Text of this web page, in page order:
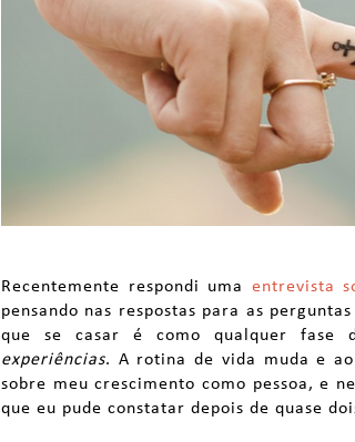
Recentemente respondi uma entrevista
pensando nas respostas para as
que se casar é como qualquer fase
experiências. A rotina de vida muda e
sobre meu crescimento como pessoa, e
que eu pude constatar depois de quase